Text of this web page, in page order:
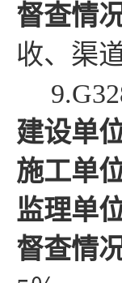
督查情
收、渠
9.
建设单位
施工单位
监理单位
督查情